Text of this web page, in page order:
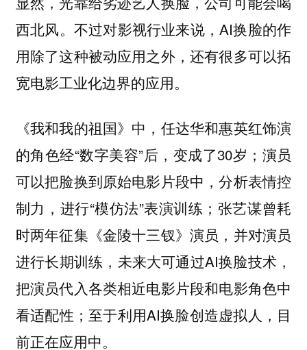
西北风。不过对影视行业来说，AI换脸的作
用除了这种被动应用之外，还有很多可以拓
宽电影工业化边界的应用。
《我和我的祖国》中，任达华和惠英红饰演
的角色经“数字美容”后，变成了30岁；演员
可以把脸换到原始电影片段中，分析表情控
制力，进行“模仿法”表演训练；张艺谋曾耗
时两年征集《金陵十三钗》演员，并对演员
进行长期训练，未来大可通过AI换脸技术，
把演员代入各类相近电影片段和电影角色中
看适配性；至于利用AI换脸创造虚拟人，目
前正在应用中。